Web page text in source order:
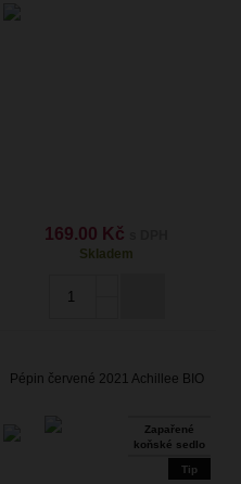
169.00 Kč
Skladem
Pépin červené 2021 Achillee BIO
Zapařené
koňské sedlo
Tip